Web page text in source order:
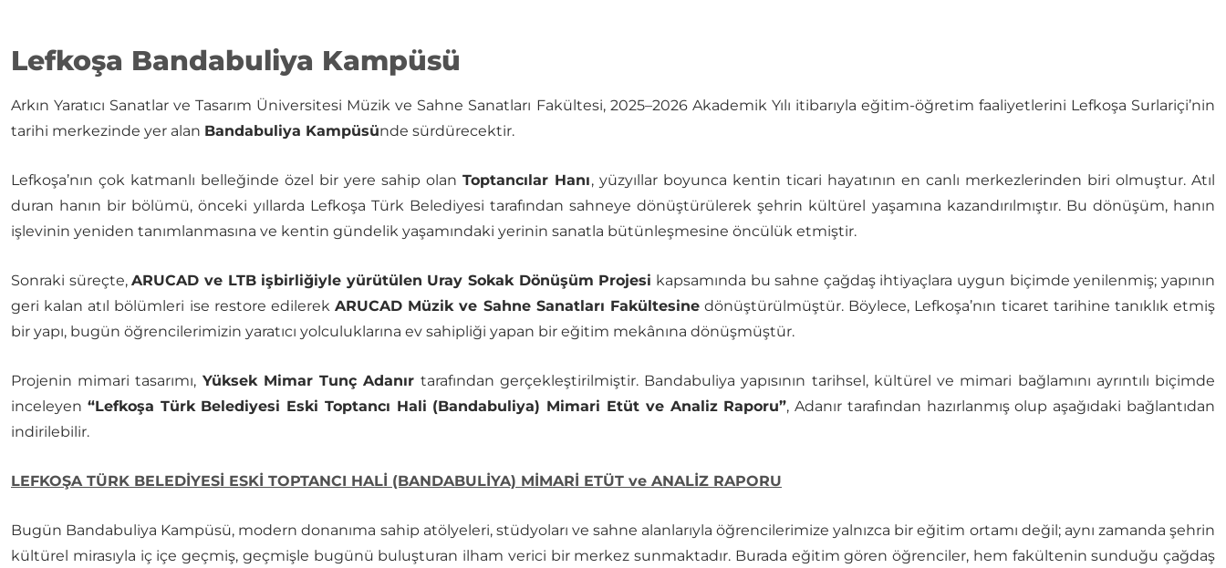
Lefkoşa Bandabuliya Kampüsü
Arkın Yaratıcı Sanatlar ve Tasarım Üniversitesi Müzik ve Sahne Sanatları Fakültesi, 2025–2026 Akademik Yılı itibarıyla eğitim-öğretim faaliyetlerini Lefkoşa Surlariçi’nin
tarihi merkezinde yer alan Bandabuliya Kampüsünde sürdürecektir.
Lefkoşa’nın çok katmanlı belleğinde özel bir yere sahip olanToptancılar Hanı, yüzyıllar boyunca kentin ticari hayatının en canlı merkezlerinden biri olmuştur. Atıl
duran hanın bir bölümü, önceki yıllarda Lefkoşa Türk Belediyesi tarafından sahneye dönüştürülerek şehrin kültürel yaşamına kazandırılmıştır. Bu dönüşüm, hanın
işlevinin yeniden tanımlanmasına ve kentin gündelik yaşamındaki yerinin sanatla bütünleşmesine öncülük etmiştir.
Sonraki süreçte,ARUCAD ve LTB işbirliğiyle yürütülen Uray Sokak Dönüşüm Projesi kapsamında bu sahne çağdaş ihtiyaçlara uygun biçimde yenilenmiş; yapının
geri kalan atıl bölümleri ise restore edilerekARUCAD Müzik ve Sahne Sanatları Fakültesinedönüştürülmüştür. Böylece, Lefkoşa’nın ticaret tarihine tanıklık etmiş
bir yapı, bugün öğrencilerimizin yaratıcı yolculuklarına ev sahipliği yapan bir eğitim mekânına dönüşmüştür.
Projenin mimari tasarımı, Yüksek Mimar Tunç Adanır tarafından gerçekleştirilmiştir. Bandabuliya yapısının tarihsel, kültürel ve mimari bağlamını ayrıntılı biçimde
inceleyen “Lefkoşa Türk Belediyesi Eski Toptancı Hali (Bandabuliya) Mimari Etüt ve Analiz Raporu”, Adanır tarafından hazırlanmış olup aşağıdaki bağlantıdan
indirilebilir.
LEFKOŞA TÜRK BELEDİYESİ ESKİ TOPTANCI HALİ (BANDABULİYA) MİMARİ ETÜT ve ANALİZ RAPORU
Bugün Bandabuliya Kampüsü, modern donanıma sahip atölyeleri, stüdyoları ve sahne alanlarıyla öğrencilerimize yalnızca bir eğitim ortamı değil; aynı zamanda şehrin
kültürel mirasıyla iç içe geçmiş, geçmişle bugünü buluşturan ilham verici bir merkez sunmaktadır. Burada eğitim gören öğrenciler, hem fakültenin sunduğu çağdaş